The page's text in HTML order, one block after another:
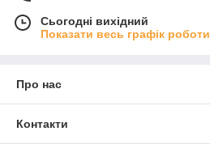
Сьогодні вихідний
Показати весь графік роботи
Про нас
Контакти